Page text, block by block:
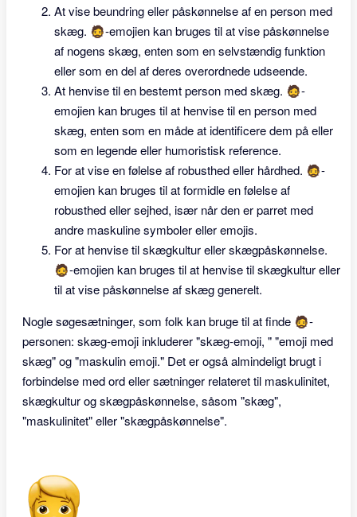
At vise beundring eller påskønnelse af en person med
skæg. 🧔-emojien kan bruges til at vise påskønnelse
af nogens skæg, enten som en selvstændig funktion
eller som en del af deres overordnede udseende.
At henvise til en bestemt person med skæg. 🧔-
emojien kan bruges til at henvise til en person med
skæg, enten som en måde at identificere dem på eller
som en legende eller humoristisk reference.
For at vise en følelse af robusthed eller hårdhed. 🧔-
emojien kan bruges til at formidle en følelse af
robusthed eller sejhed, især når den er parret med
andre maskuline symboler eller emojis.
For at henvise til skægkultur eller skægpåskønnelse.
🧔-emojien kan bruges til at henvise til skægkultur eller
til at vise påskønnelse af skæg generelt.
Nogle søgesætninger, som folk kan bruge til at finde 🧔-
personen: skæg-emoji inkluderer "skæg-emoji, " "emoji med
skæg" og "maskulin emoji." Det er også almindeligt brugt i
forbindelse med ord eller sætninger relateret til maskulinitet,
skægkultur og skægpåskønnelse, såsom "skæg",
"maskulinitet" eller "skægpåskønnelse".